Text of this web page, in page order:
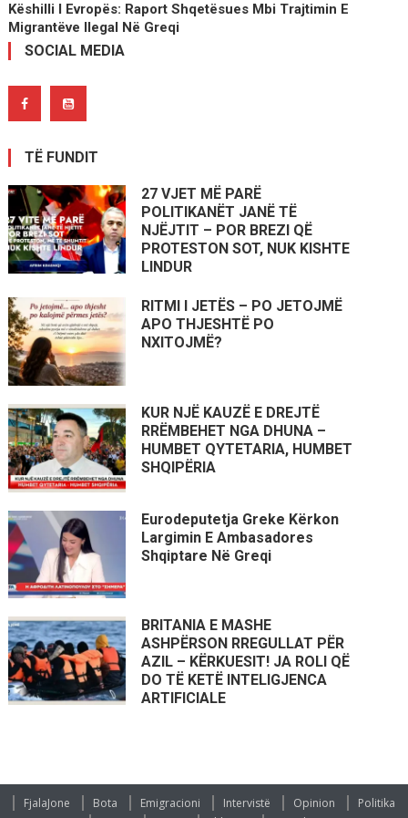
Këshilli I Evropës: Raport Shqetësues Mbi Trajtimin E
Migrantëve Ilegal Në Greqi
SOCIAL MEDIA
TË FUNDIT
27 VJET MË PARË
POLITIKANËT JANË TË
NJËJTIT – POR BREZI QË
PROTESTON SOT, NUK KISHTE
LINDUR
RITMI I JETËS – PO JETOJMË
APO THJESHTË PO
NXITOJMË?
KUR NJË KAUZË E DREJTË
RRËMBEHET NGA DHUNA –
HUMBET QYTETARIA, HUMBET
SHQIPËRIA
Eurodeputetja Greke Kërkon
Largimin E Ambasadores
Shqiptare Në Greqi
BRITANIA E MASHE
ASHPËRSON RREGULLAT PËR
AZIL – KËRKUESIT! JA ROLI QË
DO TË KETË INTELIGJENCA
ARTIFICIALE
FjalaJone Bota Emigracioni Intervistë Opinion
Politika